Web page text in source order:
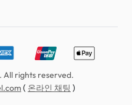
Visa, MasterCard, American
All rights reserved.
( 온라인 채팅 )